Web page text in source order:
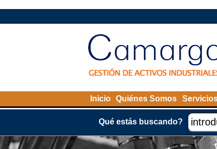
Inicio Quiénes Somos
Qué estás buscando?